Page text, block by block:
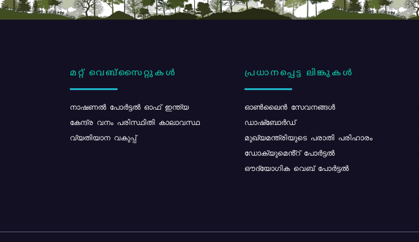
മറ്റ് വെബ്സൈറ്റുകൾ
നാഷണൽ പോർട്ടൽ ഓഫ് ഇന്ത്യ
കേന്ദ്ര വനം പരിസ്ഥിതി കാലാവസ്ഥ
വ്യതിയാന വകുപ്പ്
പ്രധാനപ്പെട്ട ലിങ്കുകൾ
ഓൺലൈൻ സേവനങ്ങൾ
ഡാഷ്ബോർഡ്
മുഖ്യമന്ത്രിയുടെ പരാതി പരിഹാരം
ഡോക്യുമെൻ്റ് പോർട്ടൽ
ഔദ്യോഗിക വെബ് പോർട്ടൽ